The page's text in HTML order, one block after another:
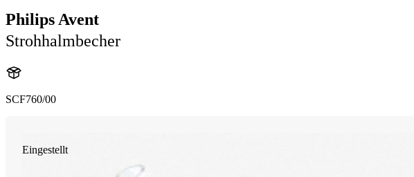
Philips Avent
Strohhalmbecher
SCF760/00
Eingestellt